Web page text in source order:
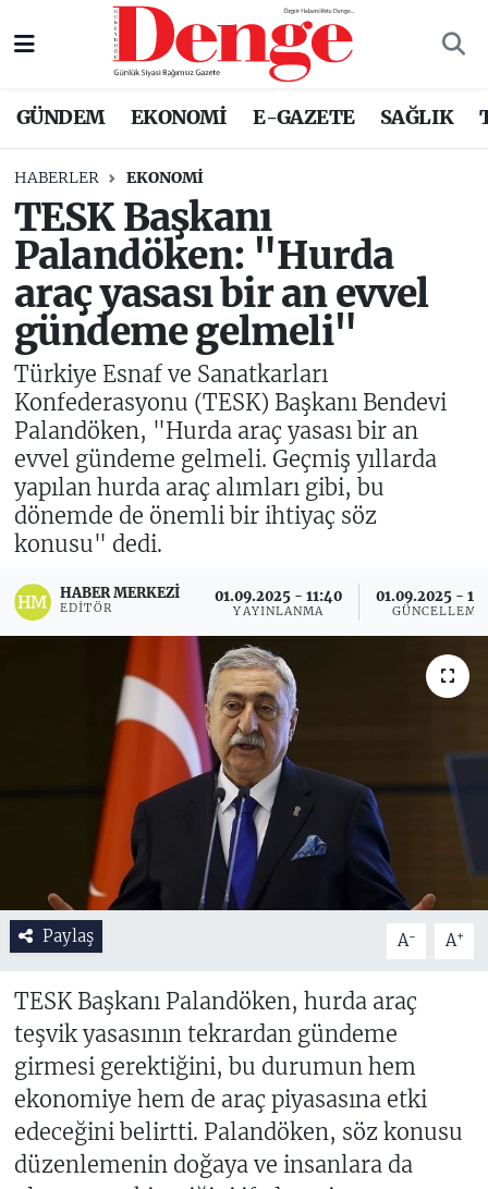
GÜNDEM EKONOMİ E-GAZETE SAĞLIK
HABERLER EKONOMİ
TESK Başkanı
Palandöken: "Hurda
araç yasası bir an evvel
gündeme gelmeli"
Türkiye Esnaf ve Sanatkarları
Konfederasyonu (TESK) Başkanı Bendevi
Palandöken, "Hurda araç yasası bir an
evvel gündeme gelmeli. Geçmiş yıllarda
yapılan hurda araç alımları gibi, bu
dönemde de önemli bir ihtiyaç söz
konusu" dedi.
HABER MERKEZI
EDITÖR
01.09.2025 - 11:40
YAYINLANMA
01.09.2025 -
GÜNCELLEME
Paylaş A- A+
TESK Başkanı Palandöken, hurda araç
teşvik yasasının tekrardan gündeme
girmesi gerektiğini, bu durumun hem
ekonomiye hem de araç piyasasına etki
edeceğini belirtti. Palandöken, söz konusu
düzenlemenin doğaya ve insanlara da
Nöbetçi Eczaneler
Trafik Durumu
Süper Lig Puan Durumu ve Fikstür
Tüm Manşetler
Son Dakika Haberleri
Haber Arşivi